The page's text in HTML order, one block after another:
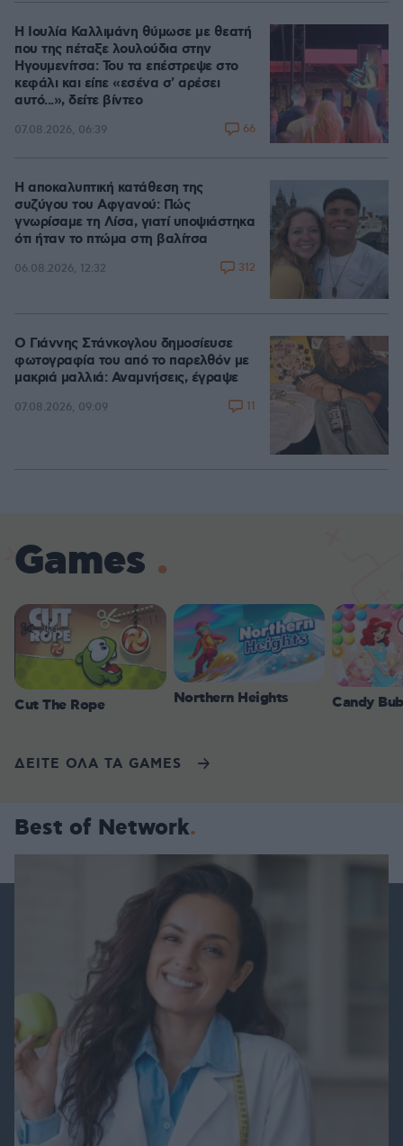
Η Ιουλία Καλλιμάνη θύμωσε με θεατή
που της πέταξε λουλούδια στην
Ηγουμενίτσα: Του τα επέστρεψε στο
κεφάλι και είπε «εσένα σ' αρέσει
αυτό...», δείτε βίντεο
07.08.2026, 06:39 66
Η αποκαλυπτική κατάθεση της
συζύγου του Αφγανού: Πώς
γνωρίσαμε τη Λίσα, γιατί υποψιάστηκα
ότι ήταν το πτώμα στη βαλίτσα
06.08.2026, 12:32 312
Ο Γιάννης Στάνκογλου δημοσίευσε
φωτογραφία του από το παρελθόν με
μακριά μαλλιά: Αναμνήσεις, έγραψε
07.08.2026, 09:09 11
Games
Cut The Rope Northern Heights Candy
ΔΕΙΤΕ ΟΛΑ ΤΑ GAMES
Best of Network